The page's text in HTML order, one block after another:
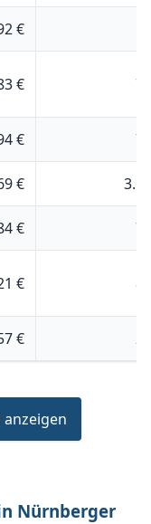
€
€
€
€
€
€
€
Nürnberger